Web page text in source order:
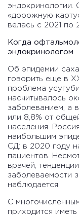
эндокринологии.
«дорожную
велась с 2021 по
Когда
эндокринологом
Об эпидемии
говорить еще в
проблема
насчитывалось
заболеванием, а
или 8,8% от
населения.
наибольшим
СД: в 2020 году
пациентов.
врачей,
заболеваемости
наблюдается.
С
приходится